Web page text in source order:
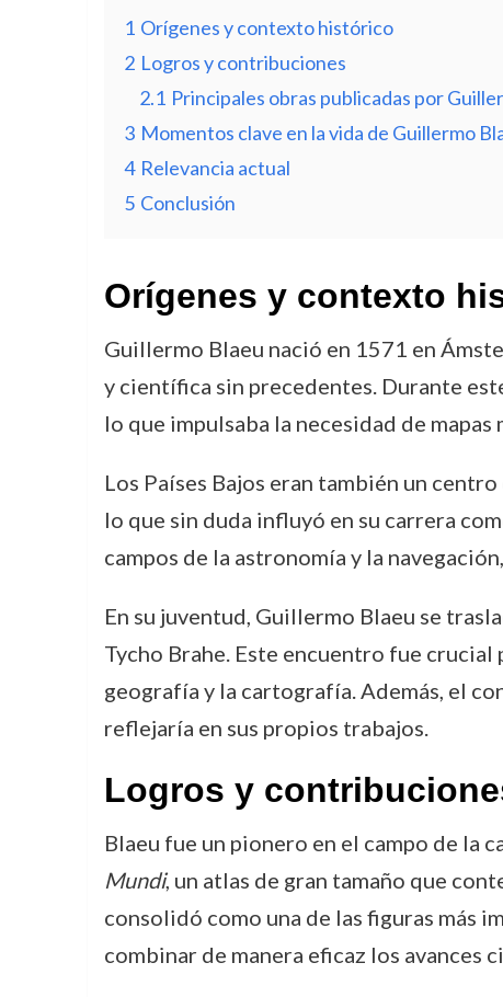
1 Orígenes y contexto histórico
2 Logros y contribuciones
2.1 Principales obras publicadas por
3 Momentos clave en la vida de Guillermo
4 Relevancia actual
5 Conclusión
Orígenes y contexto
Guillermo Blaeu nació en 1571 en
y científica sin precedentes. Durante
lo que impulsaba la necesidad de
Los Países Bajos eran también un
lo que sin duda influyó en su carrera
campos de la astronomía y la
En su juventud, Guillermo Blaeu se
Tycho Brahe. Este encuentro fue
geografía y la cartografía. Además, el
reflejaría en sus propios trabajos.
Logros y
Blaeu fue un pionero en el campo de la
Mundi, un atlas de gran tamaño que
consolidó como una de las figuras más
combinar de manera eficaz los